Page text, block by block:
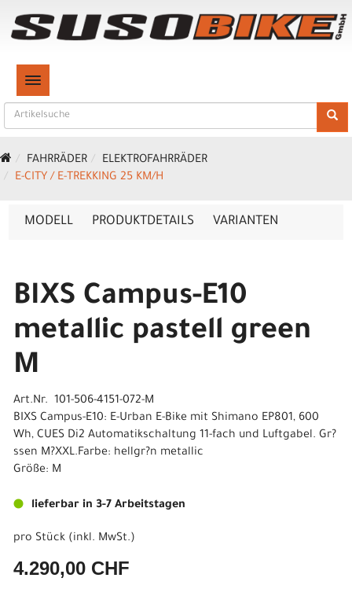
TOGGLE NAVIGATION
FAHRRÄDER
ELEKTROFAHRRÄDER
E-CITY / E-TREKKING 25 KM/H
MODELL PRODUKTDETAILS VARIANTEN
BIXS Campus-E10
metallic pastell green
M
Art.Nr. 101-506-4151-072-M
BIXS Campus-E10: E-Urban E-Bike mit Shimano EP801, 600
Wh, CUES Di2 Automatikschaltung 11-fach und Luftgabel. Gr?
ssen M?XXL.Farbe: hellgr?n metallic
Größe: M
lieferbar in 3-7 Arbeitstagen
pro Stück (inkl. MwSt.)
4.290,00 CHF